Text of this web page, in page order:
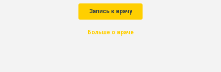
Запись к врачу
Больше о враче